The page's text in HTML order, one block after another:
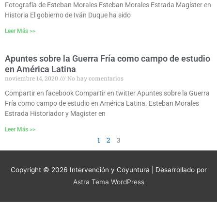
Fotografía de Esteban Morales Esteban Morales Estrada Magíster en
Historia El gobierno de Iván Duque ha sido
Leer Más >>
Apuntes sobre la Guerra Fría como campo de estudio
en América Latina
noviembre 14, 2020
No hay comentarios
Compartir en facebook Compartir en twitter Apuntes sobre la Guerra
Fría como campo de estudio en América Latina. Esteban Morales
Estrada Historiador y Magister en
Leer Más >>
1 2 3
Copyright © 2026 Intervención y Coyuntura | Desarrollado por
Astra Tema WordPress